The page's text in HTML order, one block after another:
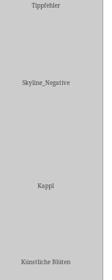
Tippfehler
Skyline_Negative
Kappl
Künstliche Blüten